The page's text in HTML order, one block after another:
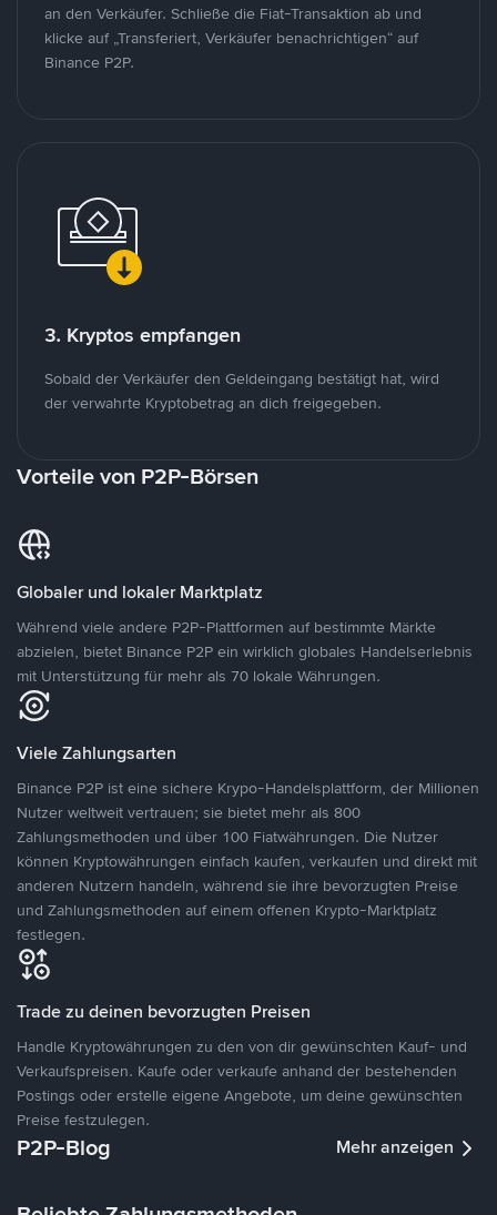
an den Verkäufer. Schließe die Fiat-Transaktion ab und
klicke auf „Transferiert, Verkäufer benachrichtigen“ auf
Binance P2P.
3. Kryptos empfangen
Sobald der Verkäufer den Geldeingang bestätigt hat, wird
der verwahrte Kryptobetrag an dich freigegeben.
Vorteile von P2P-Börsen
Globaler und lokaler Marktplatz
Während viele andere P2P-Plattformen auf bestimmte Märkte
abzielen, bietet Binance P2P ein wirklich globales Handelserlebnis
mit Unterstützung für mehr als 70 lokale Währungen.
Viele Zahlungsarten
Binance P2P ist eine sichere Krypo-Handelsplattform, der Millionen
Nutzer weltweit vertrauen; sie bietet mehr als 800
Zahlungsmethoden und über 100 Fiatwährungen. Die Nutzer
können Kryptowährungen einfach kaufen, verkaufen und direkt mit
anderen Nutzern handeln, während sie ihre bevorzugten Preise
und Zahlungsmethoden auf einem offenen Krypto-Marktplatz
festlegen.
Trade zu deinen bevorzugten Preisen
Handle Kryptowährungen zu den von dir gewünschten Kauf- und
Verkaufspreisen. Kaufe oder verkaufe anhand der bestehenden
Postings oder erstelle eigene Angebote, um deine gewünschten
Preise festzulegen.
P2P-Blog Mehr anzeigen